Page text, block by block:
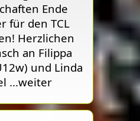
Ende
für den TCL
Herzlichen
an Filippa
und Linda
...weiter